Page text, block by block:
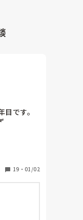
寝かしつ
れば、ア
ていまし
です。
う先生が
19 ・ 01/02